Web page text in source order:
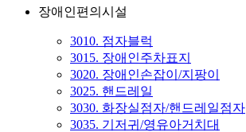
장애인편의시설
3010. 점자블럭
3015. 장애인주차표지
3020. 장애인손잡이/지팡이
3025. 핸드레일
3030. 화장실점자/핸드레일점자
3035. 기저귀/영유아거치대